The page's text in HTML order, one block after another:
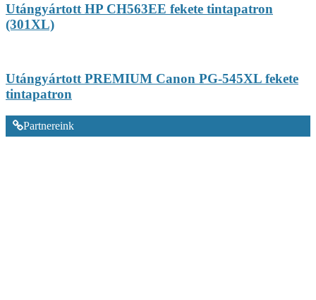
Utángyártott HP CH563EE fekete tintapatron
(301XL)
Utángyártott PREMIUM Canon PG-545XL fekete
tintapatron
Partnereink